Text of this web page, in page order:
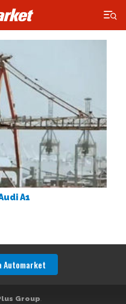
×
A1
Automarket
Group.